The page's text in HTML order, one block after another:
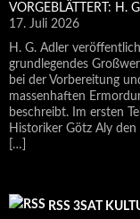
VORGEBLÄTTERT: H.
17. Juli 2026
H. G. Adler
grundlegendes
bei der Vorbereitung
massenhaften
beschreibt. Im ersten
Historiker Götz Aly
[…]
RSS 3SAT